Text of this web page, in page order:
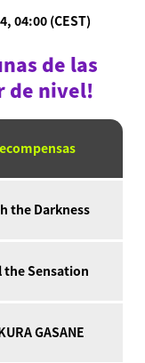
04:00 (CEST)
de las
de nivel!
the Darkness
the Sensation
GASANE